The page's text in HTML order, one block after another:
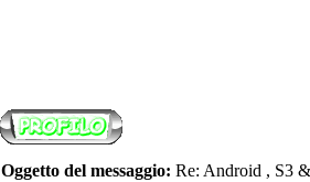
Oggetto del messaggio: Re: Android , S3